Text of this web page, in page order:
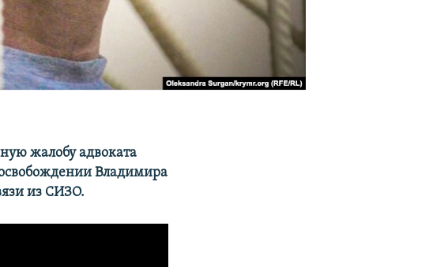
жалобу адвоката
освобождении Владимира
из СИЗО.